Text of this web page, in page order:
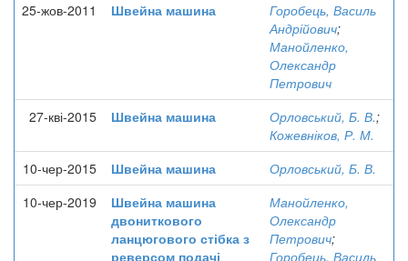
25-жов-2011
Швейна машина
Горобець, Василь
Андрійович;
Манойленко,
Олександр
Петрович
27-кві-2015
Швейна машина Орловський, Б. В.;
Кожевніков, Р. М.
10-чер-2015
Швейна машина
Орловський, Б. В.
10-чер-2019
Швейна машина
двониткового
ланцюгового стібка з
реверсом подачі
Манойленко,
Олександр
Петрович;
Горобець, Василь